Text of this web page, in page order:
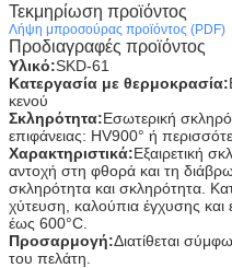
Τεκμηρίωση προϊόντος
Λήψη μπροσούρας προϊόντος (PDF)
Προδιαγραφές προϊόντος
Υλικό:SKD-61
Κατεργασία με θερμοκρασία:
κενού
Σκληρότητα:Εσωτερική
επιφάνειας: HV900° ή
Χαρακτηριστικά:Εξαιρετική
αντοχή στη φθορά και τη
σκληρότητα και σκληρότητα.
χύτευση, καλούπια έγχυσης
έως 600°C.
Προσαρμογή:Διατίθεται
του πελάτη.